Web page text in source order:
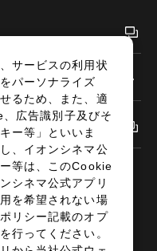
ポリシー
合わせ
サービスの利用状
パーソナライズ
るため、また、適
広告識別子及びそ
ー等」といいま
、イオンシネマ公
等は、このCookie
シネマ公式アプリ
を希望されない場
リシー記載のオプ
行ってください。